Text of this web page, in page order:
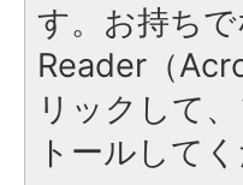
す。お持ち
Reader（
リックして
トールしてく